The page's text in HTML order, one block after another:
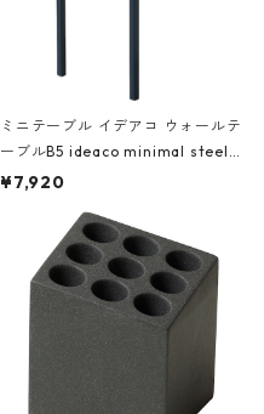
ミニテーブル イデアコ ウォールテ
ーブルB5 ideaco minimal steel f
urniture WALL Table B5 ネイビー
¥7,920